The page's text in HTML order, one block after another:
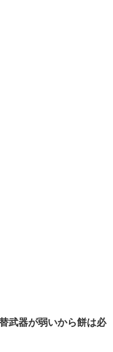
武器が弱いから餅は必